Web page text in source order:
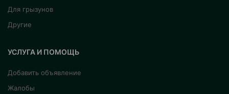
Для грызунов
Другие
УСЛУГА И ПОМОЩЬ
Добавить объявление
Жалобы